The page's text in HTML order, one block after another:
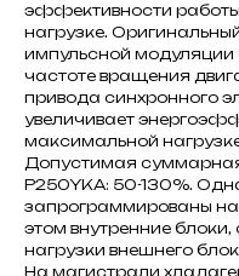
эффективности
нагрузке.
импульсной модуляции
частоте вращения
привода синхронного
увеличивает
максимальной
Допустимая суммарная
P250YKA: 50-130%.
запрограммированы на
этом внутренние
нагрузки внешнего
На магистрали